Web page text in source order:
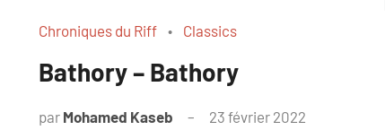
Chroniques du Riff Classics
Bathory – Bathory
par Mohamed Kaseb 23 février 2022